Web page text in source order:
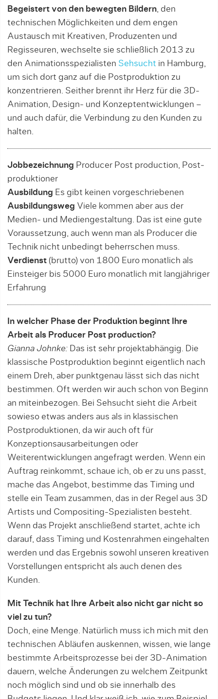
Begeistert von den bewegten Bildern, den
technischen Möglichkeiten und dem engen
Austausch mit Kreativen, Produzen­ten und
Regisseuren, wechselte sie schließlich 2013 zu
den Animationsspezialisten Sehsucht in Hamburg,
um sich dort ganz auf die Postproduktion zu
konzentrieren. Seither brennt ihr Herz für die 3D-
Animation, Design- und Konzeptentwi­ck­lungen –
und auch dafür, die Verbindung zu den Kunden zu
halten.
Jobbezeichnung Producer Post production, Post­
produktioner
Ausbildung Es gibt keinen vorgeschriebenen
Ausbildungsweg Viele kommen aber aus der
Medien- und Mediengestaltung. Das ist eine gute
Voraussetzung, auch wenn man als Producer die
Technik nicht unbedingt beherrschen muss.
Verdienst (brutto) von 1800 Euro monatlich als
Einsteiger bis 5000 Euro monatlich mit lang­jähriger
Erfahrung
In welcher Phase der Produktion beginnt Ihre
Arbeit als Producer Post production?
Gianna Johnke: Das ist sehr projektabhängig. Die
klassische Postproduktion beginnt eigentlich nach
einem Dreh, aber punktgenau lässt sich das nicht
bestimmen. Oft werden wir auch schon von Beginn
an miteinbezogen. Bei Sehsucht sieht die Arbeit
sowieso etwas anders aus als in klassischen
Postproduktionen, da wir auch oft für
Konzeptionsausarbeitungen oder
Weiterentwicklungen angefragt werden. Wenn ein
Auftrag reinkommt, schaue ich, ob er zu uns passt,
mache das Angebot, bestimme das Timing und
stelle ein Team zusammen, das in der Regel aus 3D
Artists und Compositing-Spezialisten besteht.
Wenn das Projekt anschließend startet, achte ich
darauf, dass Timing und Kostenrahmen eingehalten
werden und das Ergebnis sowohl unseren kreativen
Vorstellungen entspricht als auch denen des
Kunden.
Mit Technik hat Ihre Arbeit also nicht gar nicht so
viel zu tun?
Doch, eine Menge. Natürlich muss ich mich mit den
technischen Abläufen auskennen, wissen, wie lange
bestimmte Arbeitsprozesse bei der 3D-Animation
dauern, welche Änderungen zu welchem Zeitpunkt
noch möglich sind und ob sie innerhalb des